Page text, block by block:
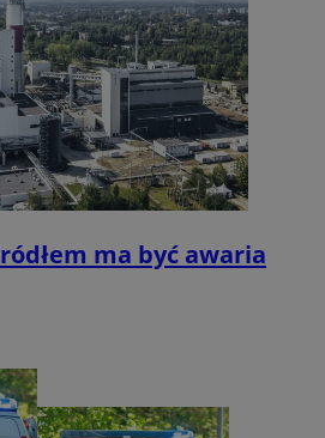
ma być awaria